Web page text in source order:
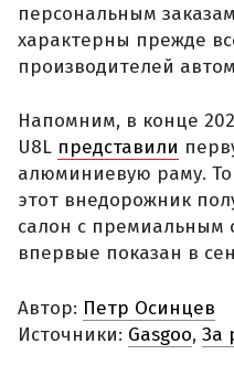
персональным
характерны прежде
производителей
Напомним, в конце
U8L представили
алюминиевую раму.
этот внедорожник
салон с
впервые показан в
Автор: Петр Осинцев
Источники: Gasgoo, За